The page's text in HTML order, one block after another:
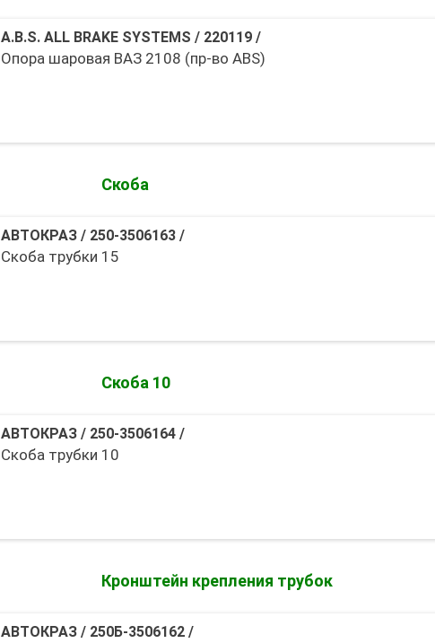
A.B.S. ALL BRAKE SYSTEMS / 220119/
Опора шаровая ВАЗ 2108 (пр-во ABS)
Скоба
АВТОКРАЗ/ 250-3506163/
Скоба трубки 15
Скоба 10
АВТОКРАЗ/ 250-3506164/
Скоба трубки 10
Кронштейн крепления трубок
АВТОКРАЗ/ 250Б-3506162/